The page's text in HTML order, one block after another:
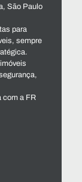
São Paulo
para
sempre
com a FR